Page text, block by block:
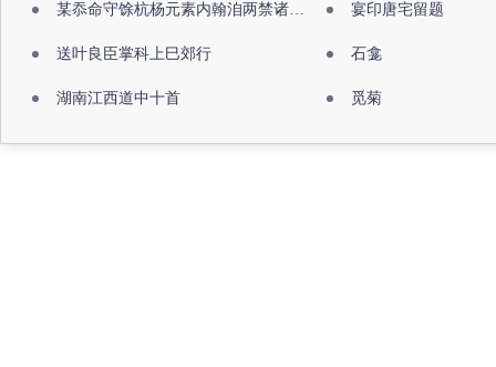
某忝命守馀杭杨元素内翰洎两禁诸公出祖佛寺 宴印唐宅留题
送叶良臣掌科上巳郊行 石龛
湖南江西道中十首 觅菊